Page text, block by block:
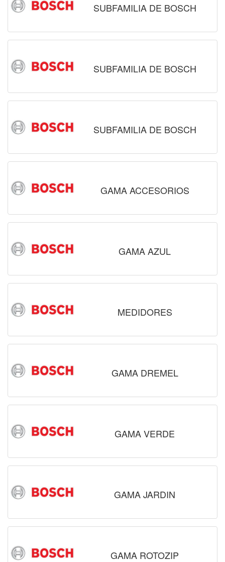
SUBFAMILIA DE BOSCH
SUBFAMILIA DE BOSCH
SUBFAMILIA DE BOSCH
GAMA ACCESORIOS
GAMA AZUL
MEDIDORES
GAMA DREMEL
GAMA VERDE
GAMA JARDIN
GAMA ROTOZIP